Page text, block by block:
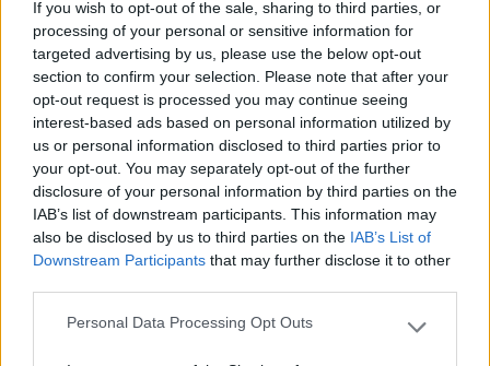
If you wish to opt-out of the sale, sharing to third parties, or
processing of your personal or sensitive information for
targeted advertising by us, please use the below opt-out
section to confirm your selection. Please note that after your
opt-out request is processed you may continue seeing
interest-based ads based on personal information utilized by
us or personal information disclosed to third parties prior to
your opt-out. You may separately opt-out of the further
disclosure of your personal information by third parties on the
IAB’s list of downstream participants. This information may
also be disclosed by us to third parties on the IAB’s List of
Downstream Participants that may further disclose it to other
Please note that this website/app uses one or more Google
Personal Data Processing Opt Outs
paese diFertilia,andata e ritorno circa 12 km, gli ultimi sotto un
altro temporale. Arrivo al camper stanco ed inzuppato. Doccia
calda e tè con i biscotti. La sera smette di piovere e decido di
uscire ancora a cena nel borgo.Algheromi piace molto, una
cittadina fantastica. Pernotto sempre al parcheggio Km0. Il mio
Amico Nunzio dice che Lui prende acqua dal porto, dai
rifornimenti per le barche lungo la banchina, facendo una
passeggiata per il porto, ci sono i pozzetti d'acqua che servono
a rifornire acqua alle barche. Cosi dopo cena decido di fare
rifornimento d'acqua al camper, ma mentre mi avvicino e apro la
porta, magicamente, affiora dal nulla un ufficiale della Marina o
Finanza - non ho ben capito - che mi apostrofa "Cosa pensa di